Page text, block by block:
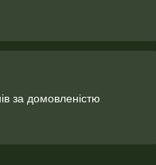
за домовленістю